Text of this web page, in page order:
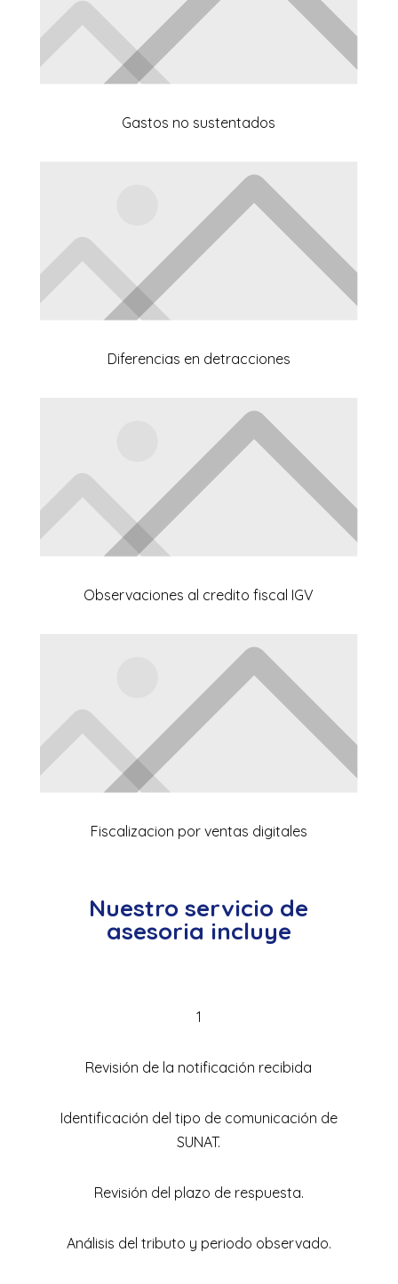
Gastos no sustentados
Diferencias en detracciones
Observaciones al credito fiscal IGV
Fiscalizacion por ventas digitales
Nuestro servicio de
asesoria incluye
1
Revisión de la notificación recibida
Identificación del tipo de comunicación de
SUNAT.
Revisión del plazo de respuesta.
Análisis del tributo y periodo observado.